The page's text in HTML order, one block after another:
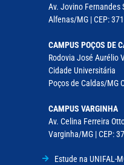
Av. Jovino Fernandes
Alfenas/MG | CEP:
CAMPUS POÇOS DE
Rodovia José Aurélio
Cidade Universitária
Poços de Caldas/MG
CAMPUS VARGINHA
Av. Celina Ferreira
Varginha/MG | CEP:
Estude na UNIFAL-